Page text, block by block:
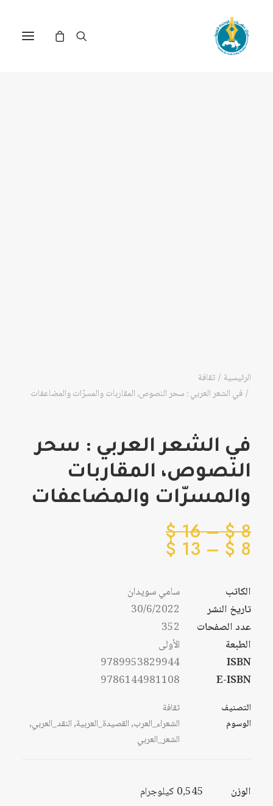
الرئيسية ثقافة
في الشعر العربي : سحر النصوص، المقاربات والمسرّات والمضاعفات
في الشعر العربي : سحر
النصوص، المقاربات
والمسرّات والمضاعفات
8
$
–
16
$نطاق
خلال
8
$
–
13
$
خلال
الكاتب
سامي سويدان
تاريخ النشر
30/6/2022
عدد الصفحات
352
الطبعة
الأولى
ISBN
9789953829944
E-ISBN
9786144981108
التصنيف
ثقافة
الوسوم
الشعراء_العرب,القصيدة_العربية,النقد_العربي,
الشعر_العربي
الوزن
0,545 كيلوجرام